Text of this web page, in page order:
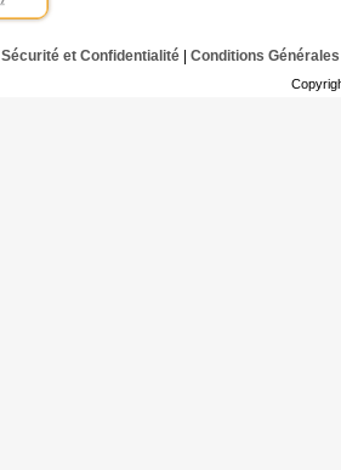
Sécurité et Confidentialité| Conditions Générales